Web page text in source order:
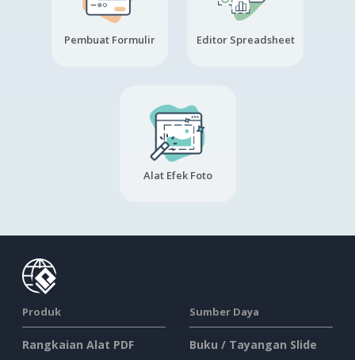
Pembuat Formulir Editor Spreadsheet
Alat Efek Foto
Produk
Rangkaian Alat PDF
Sumber Daya
Buku / Tayangan Slide